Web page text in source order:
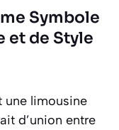
Symbole
et de Style
une limousine
d’union entre